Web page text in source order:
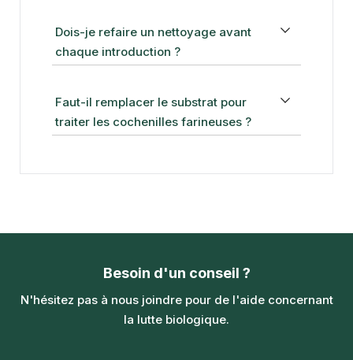
Dois-je refaire un nettoyage avant
chaque introduction ?
Faut-il remplacer le substrat pour
traiter les cochenilles farineuses ?
Besoin d'un conseil ?
N'hésitez pas à nous joindre pour de l'aide concernant
la lutte biologique.